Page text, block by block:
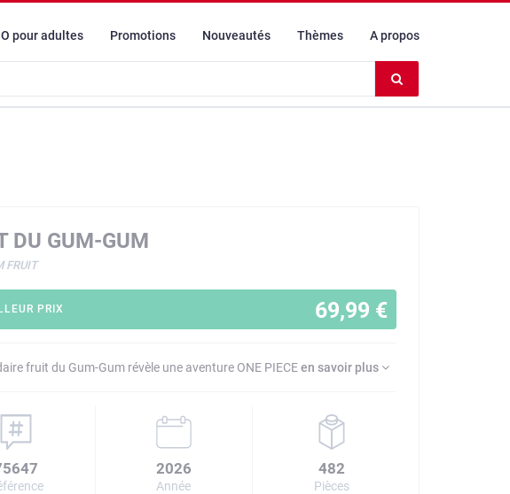
pour adultes Promotions Nouveautés Thèmes A propos
le
DU GUM-GUM
FRUIT
69,99 €
PRIX
fruit du Gum-Gum révèle une aventure ONE PIECEen savoir plus
2026
Année
482
Pièces